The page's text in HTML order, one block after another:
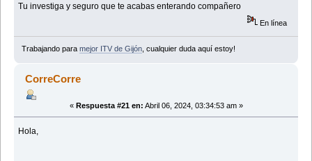
Tu investiga y seguro que te acabas enterando compañero
En línea
Trabajando para mejor ITV de Gijón, cualquier duda aquí estoy!
CorreCorre
« Respuesta #21 en: Abril 06, 2024, 03:34:53 am »
Hola,